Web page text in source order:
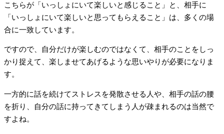
こちらが「いっしょにいて楽しいと感じること」と、相手に
「いっしょにいて楽しいと思ってもらえること」は、多くの場
合に一致しています。
ですので、自分だけが楽しむのではなくて、相手のことをしっ
かり捉えて、楽しませてあげるような思いやりが必要になりま
す。
一方的に話を続けてストレスを発散させる人や、相手の話の腰
を折り、自分の話に持ってきてしまう人が疎まれるのは当然で
すよね。